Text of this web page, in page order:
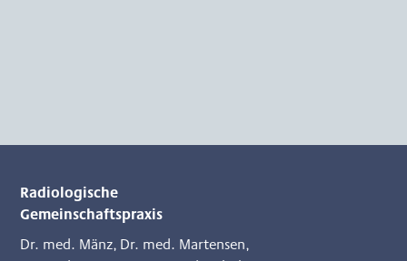
Radiologische
Gemeinschaftspraxis
Dr. med. Mänz, Dr. med. Martensen,